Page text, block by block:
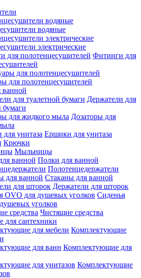
водяные
электрические
Фитинги для
для полотенцесушителей
ванной
Держатели для
бумаги
Дозаторы для
Ершики для унитаза
Крючки
Мыльницы
Полки для ванной
Полотенцедержатели
Стаканы для ванной
Держатели для шторок
Сиденья
уголков
Чистящие средства
сантехники
Комплектующие
Комплектующие для
Комплектующие